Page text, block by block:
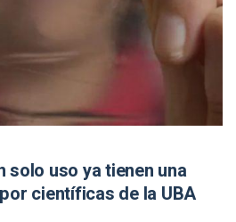
solo uso ya tienen una
científicas de la UBA